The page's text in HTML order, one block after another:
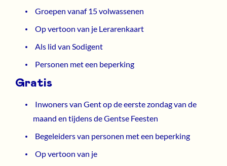
Groepen vanaf 15 volwassenen
Op vertoon van je Lerarenkaart
Als lid van Sodigent
Personen met een beperking
Gratis
Inwoners van Gent op de eerste zondag van de
maand en tijdens de Gentse Feesten
Begeleiders van personen met een beperking
Op vertoon van je